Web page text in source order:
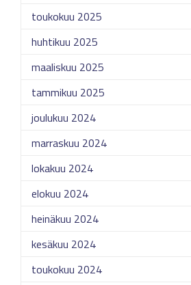
toukokuu 2025
huhtikuu 2025
maaliskuu 2025
tammikuu 2025
joulukuu 2024
marraskuu 2024
lokakuu 2024
elokuu 2024
heinäkuu 2024
kesäkuu 2024
toukokuu 2024